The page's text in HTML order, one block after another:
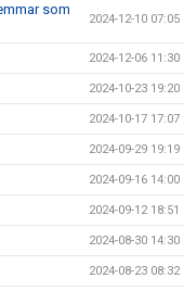
som
2024-12-10 07:05
2024-12-06 11:30
2024-10-23 19:20
2024-10-17 17:07
2024-09-29 19:19
2024-09-16 14:00
2024-09-12 18:51
2024-08-30 14:30
2024-08-23 08:32